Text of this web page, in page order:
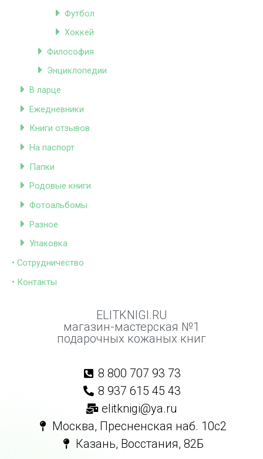
Футбол
Хоккей
Философия
Энциклопедии
В ларце
Ежедневники
Книги отзывов
На паспорт
Папки
Родовые книги
Фотоальбомы
Разное
Упаковка
• Сотрудничество
• Контакты
ELITKNIGI.RU
магазин-мастерская №1
подарочных кожаных книг
8 800 707 93 73
8 937 615 45 43
elitknigi@ya.ru
Москва, Пресненская наб. 10с2
Казань, Восстания, 82Б